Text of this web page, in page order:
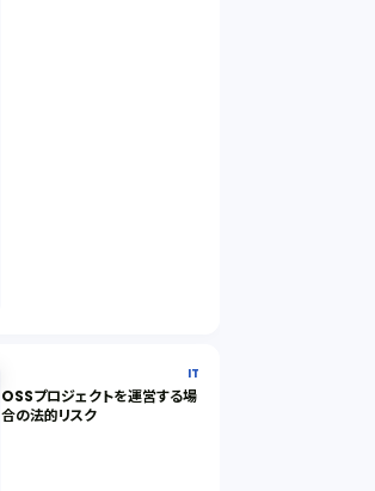
IT
OSSプロジェクトを運営する場
合の法的リスク